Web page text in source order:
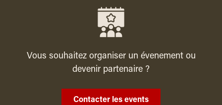
Vous souhaitez organiser un évenement ou
devenir partenaire ?
Contacter les events